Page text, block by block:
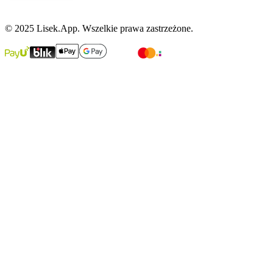
© 2025 Lisek.App. Wszelkie prawa zastrzeżone.